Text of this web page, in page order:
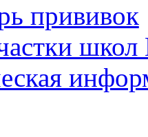
прививок
школ